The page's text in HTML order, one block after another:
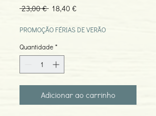
23,00 € Preço
18,40 €Preço
PROMOÇÃO FÉRIAS DE VERÃO
Quantidade *
Adicionar ao carrinho